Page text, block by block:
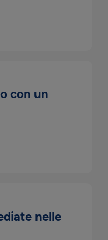
con un
nelle